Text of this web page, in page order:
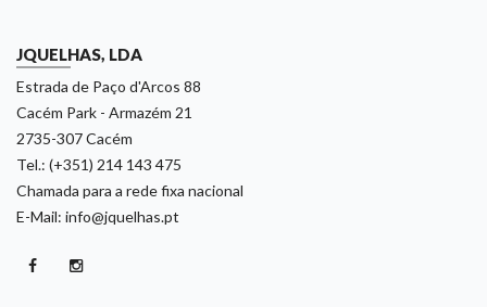
JQUELHAS, LDA
Estrada de Paço d'Arcos 88
Cacém Park - Armazém 21
2735-307 Cacém
Tel.: (+351) 214 143 475
Chamada para a rede fixa nacional
E-Mail: info@jquelhas.pt